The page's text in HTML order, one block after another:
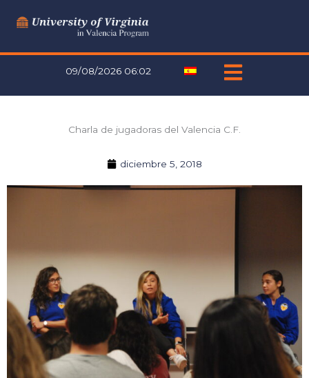
09/08/2026 06:02
Charla de jugadoras del Valencia C.F.
diciembre 5, 2018